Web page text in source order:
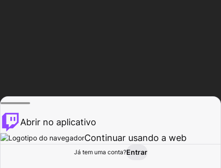
Procurar Atividade
Abrir no aplicativo
Continuar usando a web
Já tem uma conta?Entrar